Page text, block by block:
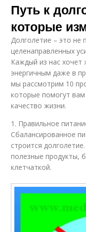
Путь к
которые
Долголетие – это не
целенаправленных
Каждый из нас хочет
энергичным даже в
мы рассмотрим 10
которые помогут
качество жизни.
1. Правильное
Сбалансированное
строится
полезные продукты,
клетчаткой.